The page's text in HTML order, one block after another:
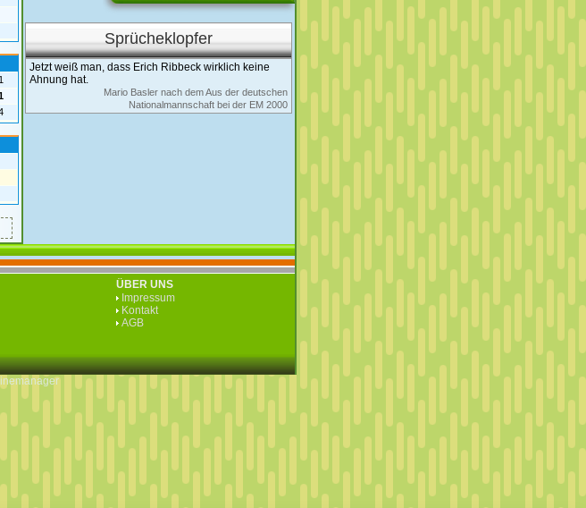
Sprücheklopfer
Jetzt weiß man, dass Erich Ribbeck wirklich keine
Ahnung hat.
Mario Basler nach dem Aus der deutschen
Nationalmannschaft bei der EM 2000
ÜBER UNS
Impressum
Kontakt
AGB